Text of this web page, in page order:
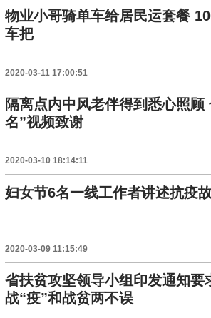
物业小哥骑单车给居民运套餐
车把
2020-03-11 17:00:51
隔离点内中风老伴得到悉心照顾
名”视频致谢
2020-03-10 18:14:11
妇女节6名一线工作者讲述抗疫
2020-03-09 11:15:49
省扶贫攻坚领导小组印发通知要
战“疫”和战贫两不误